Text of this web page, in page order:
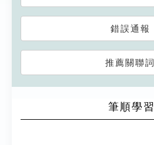
錯誤通報
推薦關聯詞
筆順學習